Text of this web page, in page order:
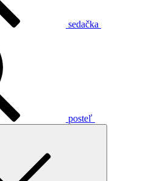
sedačka
posteľ